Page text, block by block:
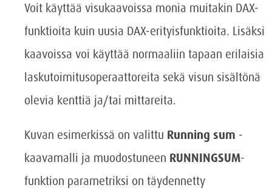
Voit käyttää visukaavoissa monia muitakin DAX-
funktioita kuin uusia DAX-erityisfunktioita. Lisäksi
kaavoissa voi käyttää normaaliin tapaan erilaisia
laskutoimitusoperaattoreita sekä visun sisältönä
olevia kenttiä ja/tai mittareita.
Kuvan esimerkissä on valittu Running sum -
kaavamalli ja muodostuneen RUNNINGSUM-
funktion parametriksi on täydennetty